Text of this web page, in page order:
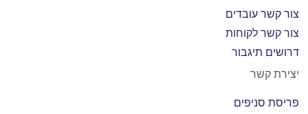
צור קשר עובדים
צור קשר לקוחות
דרושים תיגבור
יצירת קשר
פריסת סניפים